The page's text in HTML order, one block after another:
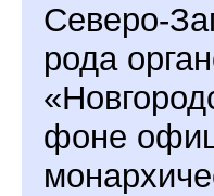
Северо-
рода
фоне